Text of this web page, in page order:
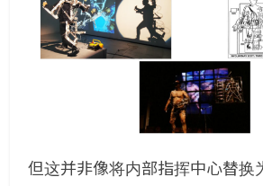
但这并非像将内部指挥中心替换